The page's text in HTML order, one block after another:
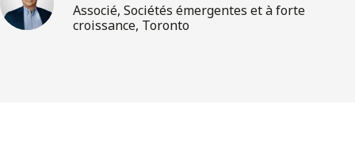
Associé, Sociétés émergentes et à forte
croissance, Toronto